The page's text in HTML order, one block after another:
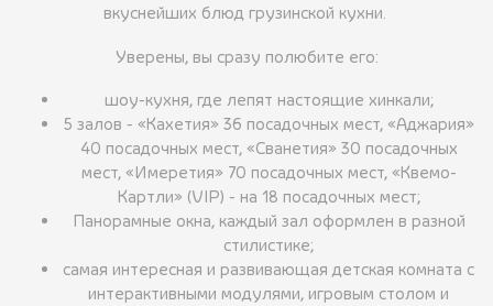
вкуснейших блюд грузинской кухни.
Уверены, вы сразу полюбите его:
шоу-кухня, где лепят настоящие хинкали;
5 залов - «Кахетия» 36 посадочных мест, «Аджария»
40 посадочных мест, «Сванетия» 30 посадочных
мест, «Имеретия» 70 посадочных мест, «Квемо-
Картли» (VIP) - на 18 посадочных мест;
Панорамные окна, каждый зал оформлен в разной
стилистике;
самая интересная и развивающая детская комната с
интерактивными модулями, игровым столом и